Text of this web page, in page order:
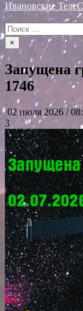
Ивановские
Искать:
×
Запущена
1746
02 июля 2026 /
3